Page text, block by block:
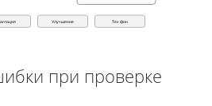
Улучшение Тех фин
при проверке